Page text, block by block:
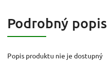
Podrobný popis
Popis produktu nie je dostupný